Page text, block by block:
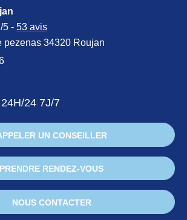
/5 - 53 avis
pezenas 34320 Roujan
24 7J/7
UN CONSEILLER
PRENDRE RENDEZ-VOUS
NOUS CONTACTER